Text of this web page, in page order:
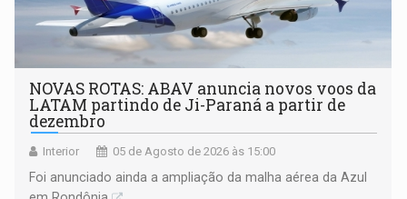
NOVAS ROTAS: ABAV anuncia novos voos da
LATAM partindo de Ji-Paraná a partir de
dezembro
Interior 05 de Agosto de 2026 às 15:00
Foi anunciado ainda a ampliação da malha aérea da Azul